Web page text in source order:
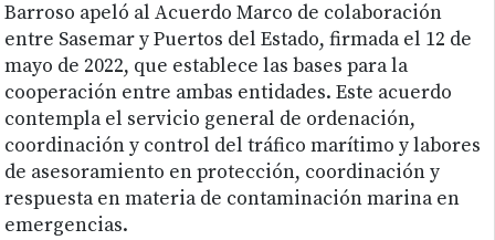
Barroso apeló al Acuerdo Marco de colaboración
entre Sasemar y Puertos del Estado, firmada el 12 de
mayo de 2022, que establece las bases para la
cooperación entre ambas entidades. Este acuerdo
contempla el servicio general de ordenación,
coordinación y control del tráfico marítimo y labores
de asesoramiento en protección, coordinación y
respuesta en materia de contaminación marina en
emergencias.